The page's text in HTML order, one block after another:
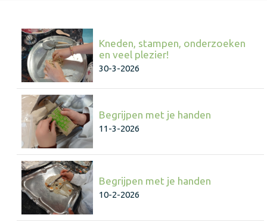
Kneden, stampen, onderzoeken
en veel plezier!
30-3-2026
Begrijpen met je handen
11-3-2026
Begrijpen met je handen
10-2-2026